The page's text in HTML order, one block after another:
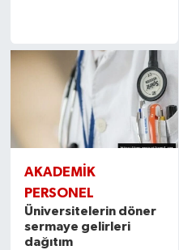
AKADEMİK
PERSONEL
Üniversitelerin döner
sermaye gelirleri
dağıtım